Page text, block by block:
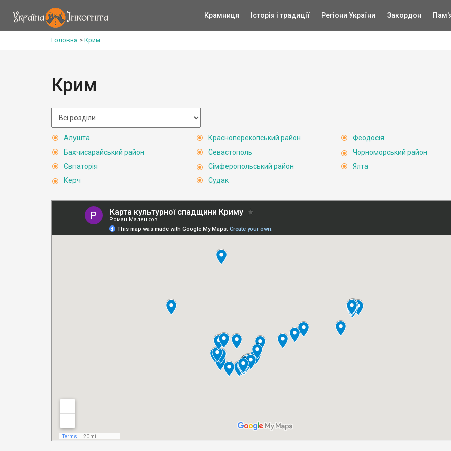
Крамниця Історія і традиції Регіони України Закордон
Головна > Крим
Крим
Алушта
Бахчисарайський район
Євпаторія
Керч
Красноперекопський район
Севастополь
Сімферопольський район
Судак
Феодосія
Чорноморський район
Ялта